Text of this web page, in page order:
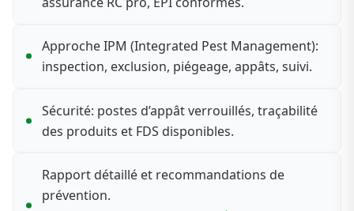
Approche IPM (Integrated Pest Management):
inspection, exclusion, piégeage, appâts, suivi.
Sécurité: postes d’appât verrouillés, traçabilité
des produits et FDS disponibles.
Rapport détaillé et recommandations de
prévention.